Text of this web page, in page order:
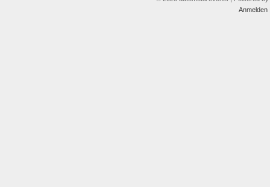
Anmelden|